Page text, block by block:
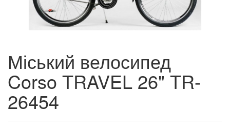
Міський велосипед
Corso TRAVEL 26" TR-
26454